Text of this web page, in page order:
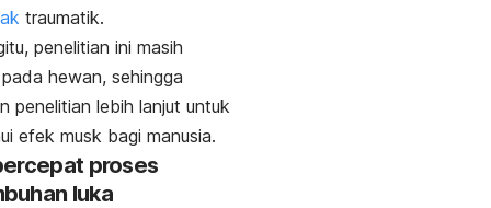
traumatik.
penelitian ini masih
hewan, sehingga
penelitian lebih lanjut untuk
efek musk bagi manusia.
proses
luka